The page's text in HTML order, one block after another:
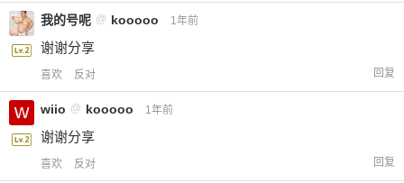
我的号呢 @ kooooo 1年前
谢谢分享
喜欢 反对 回复
wiio @ kooooo 1年前
谢谢分享
喜欢 反对 回复